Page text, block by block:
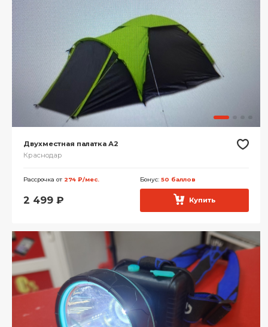
Двухместная палатка А2
Краснодар
Рассрочка от 274 ₽/мес. Бонус: 50 баллов
2 499 ₽ Купить